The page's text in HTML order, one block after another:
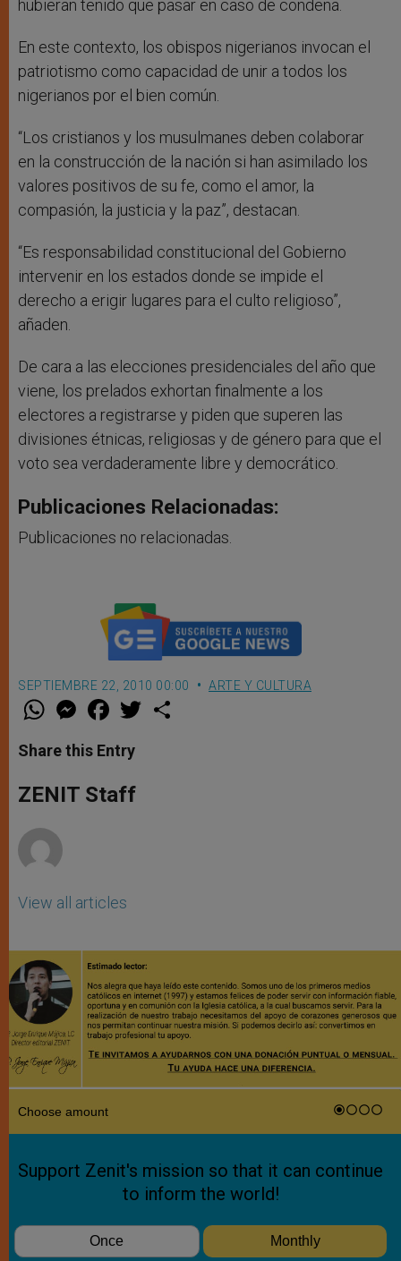
hubieran tenido que pasar en caso de condena.
En este contexto, los obispos nigerianos invocan el
patriotismo como capacidad de unir a todos los
nigerianos por el bien común.
“Los cristianos y los musulmanes deben colaborar
en la construcción de la nación si han asimilado los
valores positivos de su fe, como el amor, la
compasión, la justicia y la paz”, destacan.
“Es responsabilidad constitucional del Gobierno
intervenir en los estados donde se impide el
derecho a erigir lugares para el culto religioso”,
añaden.
De cara a las elecciones presidenciales del año que
viene, los prelados exhortan finalmente a los
electores a registrarse y piden que superen las
divisiones étnicas, religiosas y de género para que el
voto sea verdaderamente libre y democrático.
Publicaciones Relacionadas:
Publicaciones no relacionadas.
SEPTIEMBRE 22, 2010 00:00 ARTE Y CULTURA
W
t
s
p
p
M
e
s
e
g
e
F
a
e
b
o
k
w
Share this Entry
ZENIT Staff
View all articles